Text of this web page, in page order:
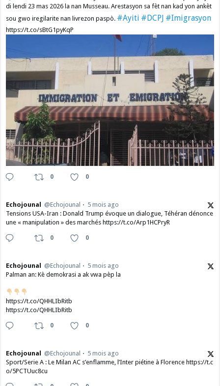
di lendi 23 mas 2026 la nan Musseau. Arestasyon sa fèt nan kad yon ankèt
sou gwo iregilarite nan livrezon paspò. #Ayiti #DCPJ #Imigrasyon
https://t.co/sBtG1pyKqP
0 0
Echojounal @Echojounal
5 mois ago
Tensions USA-Iran : Donald Trump évoque un dialogue, Téhéran dénonce
une « manipulation » des marchés https://t.co/Arp1HCPryR
0 0
Echojounal @Echojounal
5 mois ago
Palman an: Kè demokrasi a ak vwa pèp la
https://t.co/QHHLIbRitb
https://t.co/QHHLIbRitb
0 0
Echojounal @Echojounal
5 mois ago
Sport/Serie A : Le Milan AC s’enflamme, l’Inter piétine à Florence https://t.c
o/5PCTUuc8cu